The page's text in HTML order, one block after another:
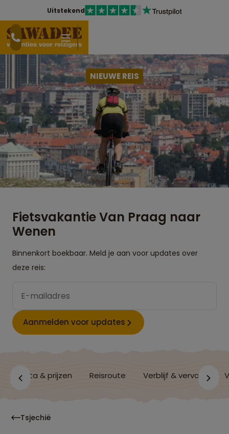
Uitstekend
NIEUWE REIS
Fietsvakantie Van Praag naar
Wenen
Binnenkort boekbaar. Meld je aan voor updates over
deze reis:
Aanmelden voor updates
Data & prijzen Reisroute Verblijf & vervoer
Tsjechië